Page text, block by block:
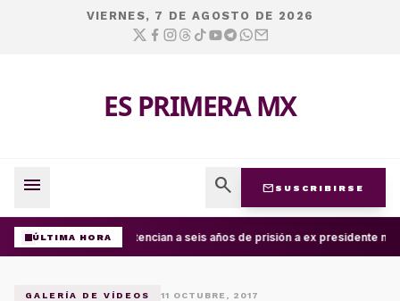
VIERNES, 7 DE AGOSTO DE 2026
ES PRIMERA MX
menu search mail SUSCRIBIRSE
ÚLTIMA HORA Sentencian a seis años de prisión a ex presidente
GALERÍA DE VÍDEOS 11 OCTUBRE, 2017